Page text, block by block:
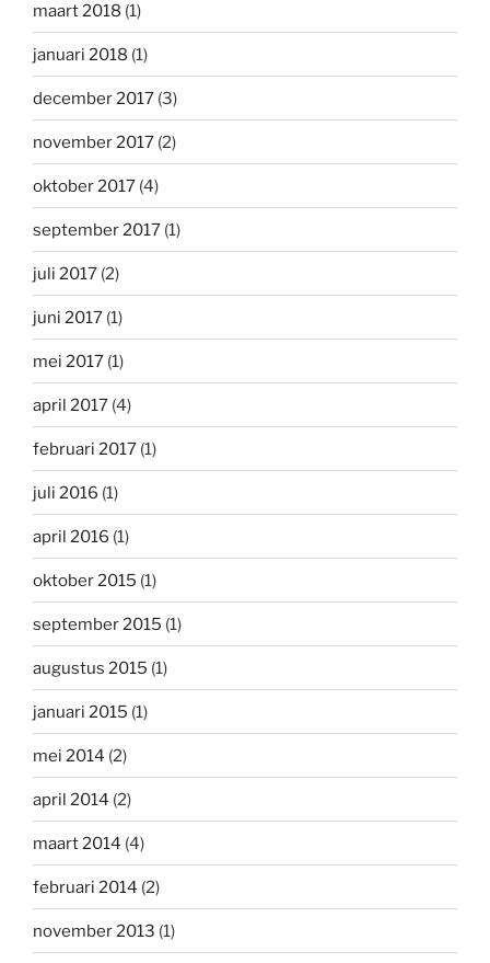
maart 2018 (1)
januari 2018 (1)
december 2017 (3)
november 2017 (2)
oktober 2017 (4)
september 2017 (1)
juli 2017 (2)
juni 2017 (1)
mei 2017 (1)
april 2017 (4)
februari 2017 (1)
juli 2016 (1)
april 2016 (1)
oktober 2015 (1)
september 2015 (1)
augustus 2015 (1)
januari 2015 (1)
mei 2014 (2)
april 2014 (2)
maart 2014 (4)
februari 2014 (2)
november 2013 (1)